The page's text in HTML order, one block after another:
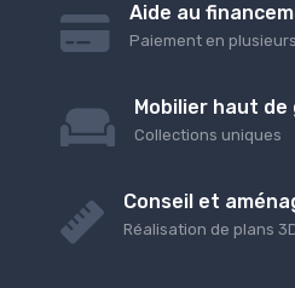
Aide au
Paiement en
Mobilier haut de
Collections uniques
Conseil et
Réalisation de plans